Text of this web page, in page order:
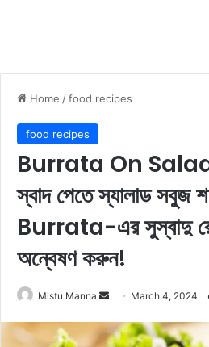
Home /food recipes
food recipes
Burrata On Salad
স্বাদ পেতে স্যালাড সবুজ
Burrata-এর সুস্বাদু
অন্বেষণ করুন!
Mistu Manna
n
March 4, 2024